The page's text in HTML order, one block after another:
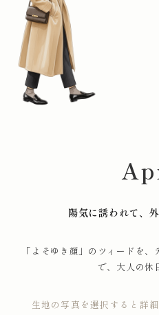
陽気に誘われて、
「よそゆき顔」のツィードを
で、大人の休
生地の写真を選択すると詳